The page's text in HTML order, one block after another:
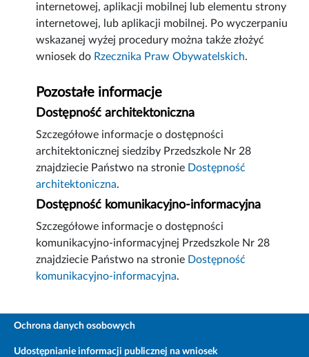
internetowej, aplikacji mobilnej lub elementu strony
internetowej, lub aplikacji mobilnej. Po wyczerpaniu
wskazanej wyżej procedury można także złożyć
wniosek do Rzecznika Praw Obywatelskich.
Pozostałe informacje
Dostępność architektoniczna
Szczegółowe informacje o dostępności
architektonicznej siedziby Przedszkole Nr 28
znajdziecie Państwo na stronie Dostępność
architektoniczna.
Dostępność komunikacyjno-informacyjna
Szczegółowe informacje o dostępności
komunikacyjno-informacyjnej Przedszkole Nr 28
znajdziecie Państwo na stronie Dostępność
komunikacyjno-informacyjna.
Ochrona danych osobowych
Udostępnianie informacji publicznej na wniosek